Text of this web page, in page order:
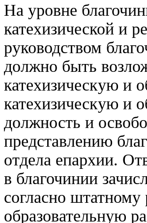
На уровне
катехизической и
руководством
должно быть
катехизическую и
катехизическую и
должность и
представлению
отдела епархии.
в благочинии
согласно
образовательную